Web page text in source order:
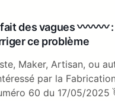
des vagues 〰〰〰 :
ce problème
Maker, Artisan, ou
par la Fabrication
60 du 17/05/2025